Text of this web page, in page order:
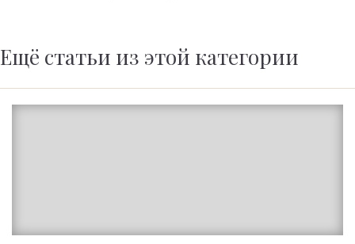
Ещё статьи из этой категории